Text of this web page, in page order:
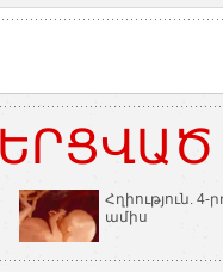
Հղիություն. 4-
ամիս